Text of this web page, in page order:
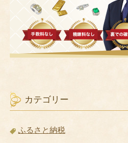
カテゴリー
ふるさと納税